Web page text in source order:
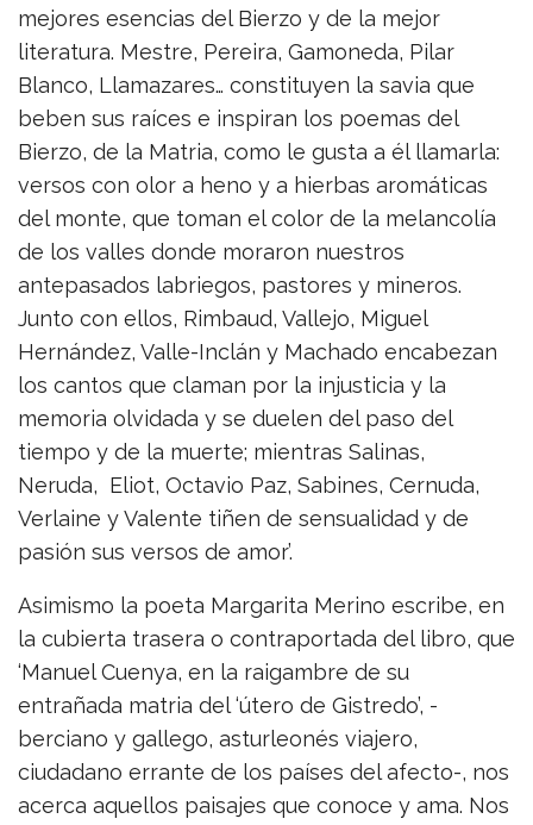
mejores esencias del Bierzo y de la mejor
literatura. Mestre, Pereira, Gamoneda, Pilar
Blanco, Llamazares… constituyen la savia que
beben sus raíces e inspiran los poemas del
Bierzo, de la Matria, como le gusta a él llamarla:
versos con olor a heno y a hierbas aromáticas
del monte, que toman el color de la melancolía
de los valles donde moraron nuestros
antepasados labriegos, pastores y mineros.
Junto con ellos, Rimbaud, Vallejo, Miguel
Hernández, Valle-Inclán y Machado encabezan
los cantos que claman por la injusticia y la
memoria olvidada y se duelen del paso del
tiempo y de la muerte; mientras Salinas,
Neruda, Eliot, Octavio Paz, Sabines, Cernuda,
Verlaine y Valente tiñen de sensualidad y de
pasión sus versos de amor’.
Asimismo la poeta Margarita Merino escribe, en
la cubierta trasera o contraportada del libro, que
‘Manuel Cuenya, en la raigambre de su
entrañada matria del ‘útero de Gistredo’, -
berciano y gallego, asturleonés viajero,
ciudadano errante de los países del afecto-, nos
acerca aquellos paisajes que conoce y ama. Nos